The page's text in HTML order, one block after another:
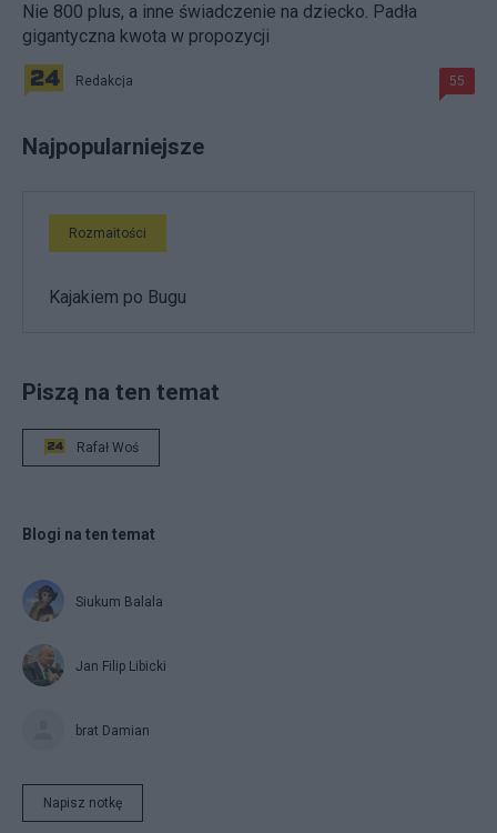
Nie 800 plus, a inne świadczenie na dziecko. Padła
gigantyczna kwota w propozycji
Redakcja 55
Najpopularniejsze
Rozmaitości
Kajakiem po Bugu
Piszą na ten temat
Rafał Woś
Blogi na ten temat
Siukum Balala
Jan Filip Libicki
brat Damian
Napisz notkę